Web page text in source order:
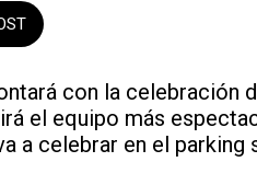
con la celebración
el equipo más
a celebrar en el parking